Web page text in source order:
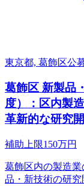
東京都, 葛飾区公
葛飾区 新製品
度）：区内製
革新的な研究
補助上限150万円
葛飾区内の製造
品・新技術の研究